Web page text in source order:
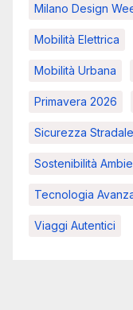
Milano Design
Mobilità Elettrica
Mobilità Urbana
Primavera 2026
Sicurezza Stradale
Sostenibilità
Tecnologia
Viaggi Autentici